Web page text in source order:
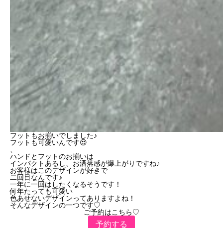
フットもお揃いでしました♪
フットも可愛いんです😍
ハンドとフットのお揃いは
インパクトあるし、お洒落感が爆上がりですね♪
お客様はこのデザインが好きで
二回目なんです♪
一年に一回はしたくなるそうです！
何年たっても可愛い
色あせないデザインってありますよね！
そんなデザインの一つです♡
ご予約はこちら♡
予約する